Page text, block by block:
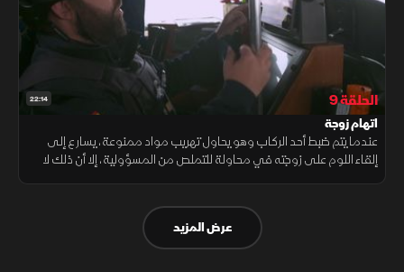
22:14 الحلقة 9
اتهام زوجة
عندما يتم ضبط أحد الركاب وهو يحاول تهريب مواد ممنوعة، يسارع إلى
إلقاء اللوم على زوجته في محاولة للتملص من المسؤولية، إلا أن ذلك لا
عرض المزيد